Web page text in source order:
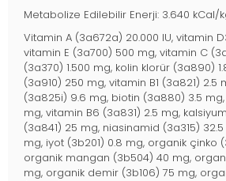
Metabolize Edilebilir Enerji: 3.640 kCal/
Vitamin A (3a672a) 20.000 IU, vitamin
vitamin E (3a700) 500 mg, vitamin C
(3a370) 1.500 mg, kolin klorür (3a890)
(3a910) 250 mg, vitamin B1 (3a821) 2.5
(3a825i) 9.6 mg, biotin (3a880) 3.5 mg,
mg, vitamin B6 (3a831) 2.5 mg,
(3a841) 25 mg, niasinamid (3a315) 32.5
mg, iyot (3b201) 0.8 mg, organik çinko
organik mangan (3b504) 40 mg,
mg, organik demir (3b106) 75 mg,